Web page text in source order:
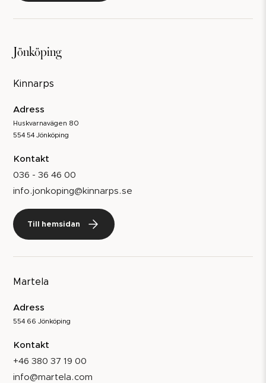
Jönköping
Kinnarps
Adress
Huskvarnavägen 80
554 54 Jönköping
Kontakt
036 - 36 46 00
info.jonkoping@kinnarps.se
Till hemsidan
Martela
Adress
554 66 Jönköping
Kontakt
+46 380 37 19 00
info@martela.com